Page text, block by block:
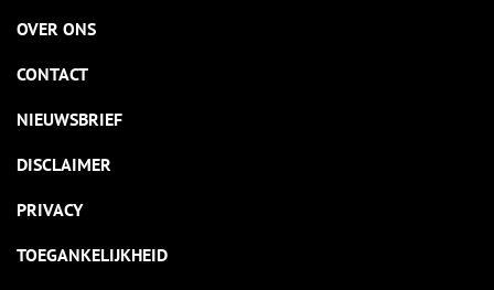
OVER ONS
CONTACT
NIEUWSBRIEF
DISCLAIMER
PRIVACY
TOEGANKELIJKHEID